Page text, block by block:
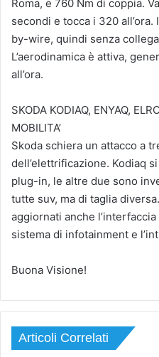
Roma, e 760 Nm di coppia.
secondi e tocca i 320
by-wire, quindi senza
L’aerodinamica è attiva,
all’ora.
SKODA KODIAQ, ENYAQ,
MOBILITA’
Skoda schiera un attacco a
dell’elettrificazione. Kodiaq
plug-in, le altre due sono
tutte suv, ma di taglia
aggiornati anche
sistema di infotainment e
Buona Visione!
Articoli Correlati